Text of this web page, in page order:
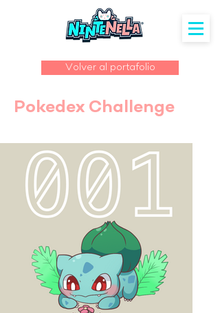
Volver al portafolio
Pokedex Challenge